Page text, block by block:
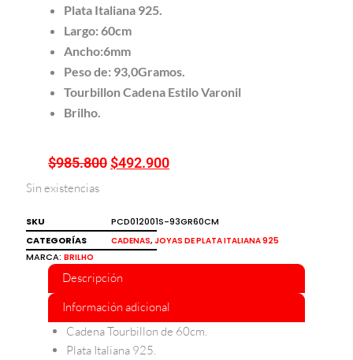
Plata Italiana 925.
Largo: 60cm
Ancho:6mm
Peso de: 93,0Gramos.
Tourbillon Cadena Estilo Varonil
Brilho.
$985.800El
era:
$492.900El
es:
Sin existencias
SKU
PCD012001S-93GR60CM
CATEGORÍAS
CADENAS, JOYAS DE PLATA ITALIANA 925
MARCA: BRILHO
Descripción
Información adicional
Cadena Tourbillon de 60cm.
Plata Italiana 925.